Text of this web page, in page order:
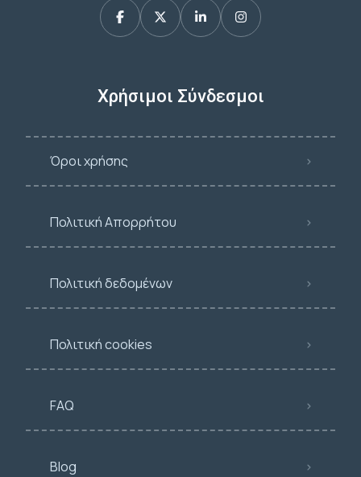
Χρήσιμοι Σύνδεσμοι
Όροι χρήσης
Πολιτική Απορρήτου
Πολιτική δεδομένων
Πολιτική cookies
FAQ
Blog